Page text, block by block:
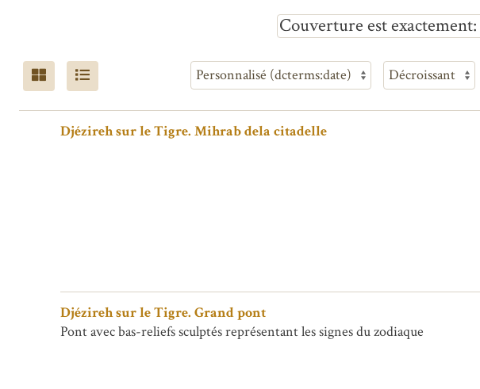
Couverture est exactement
Djézireh sur le Tigre. Mihrab dela citadelle
Djézireh sur le Tigre. Grand pont
Pont avec bas-reliefs sculptés représentant les signes du zodiaque